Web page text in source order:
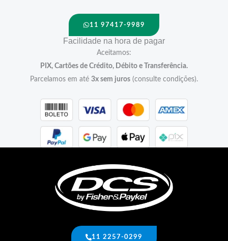
11 97417-9989
Facilidade na hora de pagar
Aceitamos:
PIX, Cartões de Crédito, Débito e Transferência.
Parcelamos em até 3x sem juros (consulte condições).
11 2257-0299